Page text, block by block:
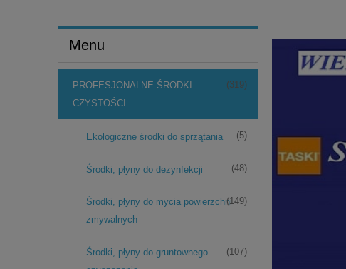
Menu
PROFESJONALNE ŚRODKI
CZYSTOŚCI
(319)
Ekologiczne środki do sprzątania (5)
Środki, płyny do dezynfekcji (48)
Środki, płyny do mycia powierzchni
zmywalnych
(149)
Środki, płyny do gruntownego
(107)